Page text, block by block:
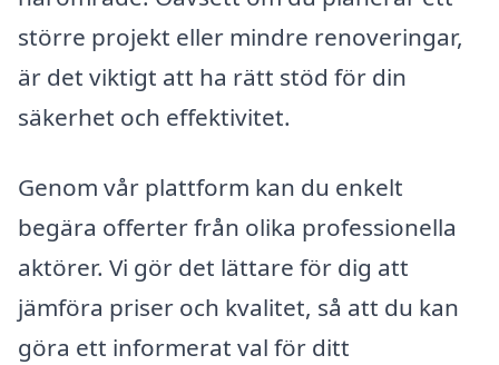
större projekt eller mindre renoveringar,
är det viktigt att ha rätt stöd för din
säkerhet och effektivitet.
Genom vår plattform kan du enkelt
begära offerter från olika professionella
aktörer. Vi gör det lättare för dig att
jämföra priser och kvalitet, så att du kan
göra ett informerat val för ditt